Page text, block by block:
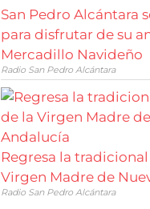
San Pedro Alcántara
para disfrutar de su
Mercadillo Navideño
Radio San Pedro Alcántara
Regresa la
Virgen Madre de
Radio San Pedro Alcántara